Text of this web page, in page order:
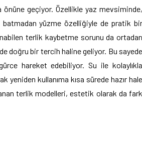
geçiyor. Özellikle yaz mevsiminde,
batmadan yüzme özelliğiyle de pratik bir
terlik kaybetme sorunu da ortadan
doğru bir tercih haline geliyor. Bu sayede
hareket edebiliyor. Su ile kolaylıkla
yeniden kullanıma kısa sürede hazır hale
terlik modelleri, estetik olarak da fark